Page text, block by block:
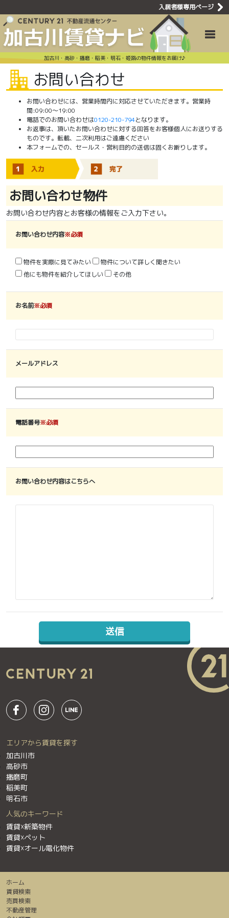
入居者様専用ページ
加古川・高砂・播磨・稲美・明石・姫路の物件情報をお届け♪
お問い合わせ
お問い合わせには、営業時間内に対応させていただきます。営業時
間:09:00〜19:00
電話でのお問い合わせは0120-210-794となります。
お返事は、頂いたお問い合わせに対する回答をお客様個人にお送りする
ものです。転載、二次利用はご遠慮ください
本フォームでの、セールス・営利目的の送信は固くお断りします。
お問い合わせ物件
お問い合わせ内容とお客様の情報をご入力下さい。
お問い合わせ内容※必須
物件を実際に見てみたい
物件について詳しく聞きたい
他にも物件を紹介してほしい
その他
お名前※必須
メールアドレス
電話番号※必須
お問い合わせ内容はこちらへ
エリアから賃貸を探す
加古川市
高砂市
播磨町
稲美町
明石市
人気のキーワード
賃貸☓新築物件
賃貸☓ペット
賃貸☓オール電化物件
ホーム
賃貸検索
売買検索
不動産管理